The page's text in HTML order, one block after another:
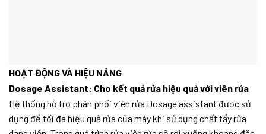
HOẠT ĐỘNG VÀ HIỆU NĂNG
Dosage Assistant: Cho kết quả rửa hiệu quả với viên rửa
Hệ thống hỗ trợ phân phối viên rửa Dosage assistant được sử
dụng để tối đa hiệu quả rửa của máy khi sử dụng chất tẩy rửa